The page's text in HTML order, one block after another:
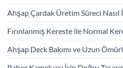
Ahşap Çardak Üretim Süreci Nasıl
Fırınlanmış Kereste ile Normal
Ahşap Deck Bakımı ve Uzun